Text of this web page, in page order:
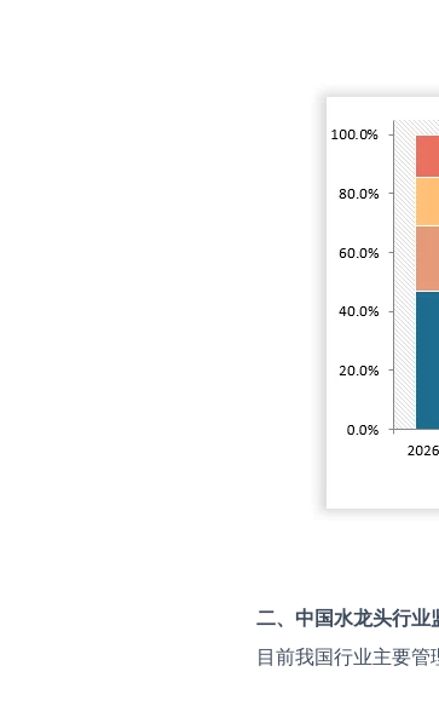
二、中国水龙头行业
目前我国行业主要管